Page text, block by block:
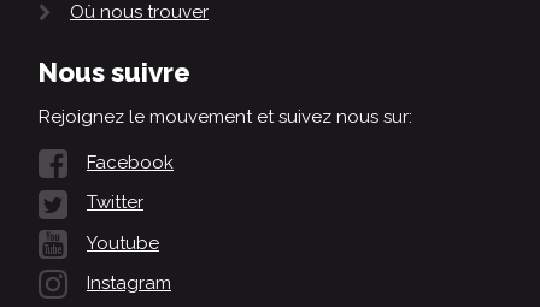
Où nous trouver
Nous suivre
Rejoignez le mouvement et suivez nous sur:
Facebook
Twitter
Youtube
Instagram